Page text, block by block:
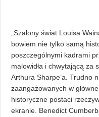
„Szalony świat Louisa
bowiem nie tylko samą
poszczególnymi kadrami
malowidła i chwytającą za
Arthura Sharpe’a. Trudno
zaangażowanych w
historyczne postaci
ekranie. Benedict